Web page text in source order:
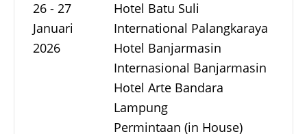
26 - 27
Januari
2026
Hotel Batu Suli
International Palangkaraya
Hotel Banjarmasin
Internasional Banjarmasin
Hotel Arte Bandara
Lampung
Permintaan (in House)